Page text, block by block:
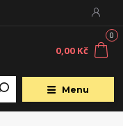
Menu
0
0,00 Kč